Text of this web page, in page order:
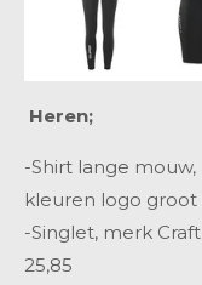
Heren;
-Shirt lange
kleuren logo groot
-Singlet, merk
25,85